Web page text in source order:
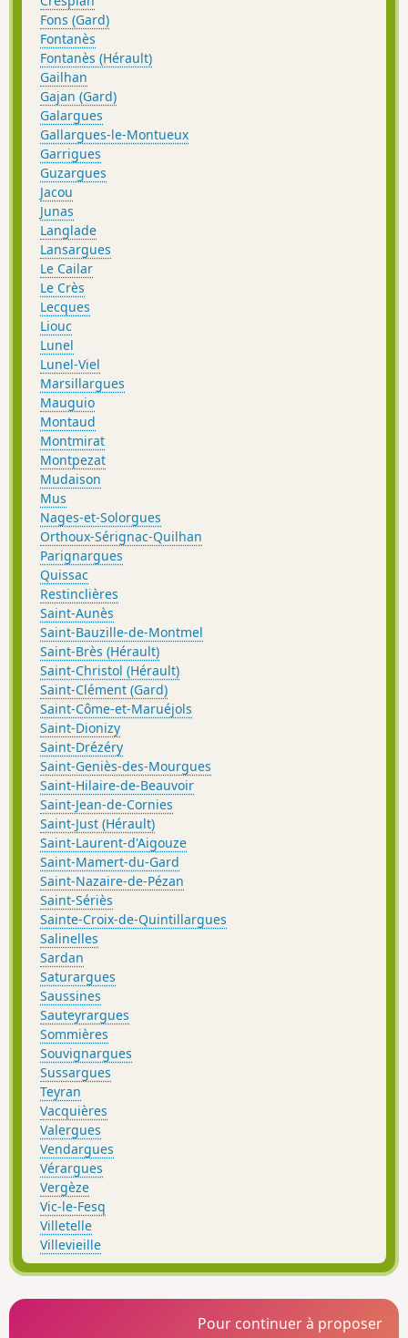
Fons (Gard)
Fontanès
Fontanès (Hérault)
Gailhan
Gajan (Gard)
Galargues
Gallargues-le-Montueux
Garrigues
Guzargues
Jacou
Junas
Langlade
Lansargues
Le Cailar
Le Crès
Lecques
Liouc
Lunel
Lunel-Viel
Marsillargues
Mauguio
Montaud
Montmirat
Montpezat
Mudaison
Mus
Nages-et-Solorgues
Orthoux-Sérignac-Quilhan
Parignargues
Quissac
Restinclières
Saint-Aunès
Saint-Bauzille-de-Montmel
Saint-Brès (Hérault)
Saint-Christol (Hérault)
Saint-Clément (Gard)
Saint-Côme-et-Maruéjols
Saint-Dionizy
Saint-Drézéry
Saint-Geniès-des-Mourgues
Saint-Hilaire-de-Beauvoir
Saint-Jean-de-Cornies
Saint-Just (Hérault)
Saint-Laurent-d'Aigouze
Saint-Mamert-du-Gard
Saint-Nazaire-de-Pézan
Saint-Sériès
Sainte-Croix-de-Quintillargues
Salinelles
Sardan
Saturargues
Saussines
Sauteyrargues
Sommières
Souvignargues
Sussargues
Teyran
Vacquières
Valergues
Vendargues
Vérargues
Vergèze
Vic-le-Fesq
Villetelle
Villevieille
Pour continuer à proposer